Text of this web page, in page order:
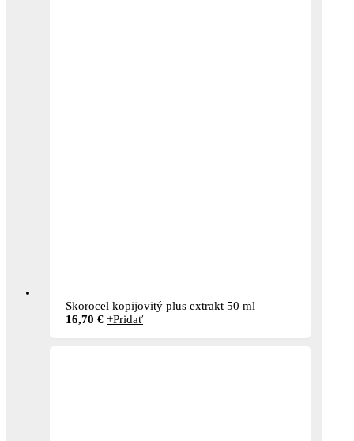
Skorocel kopijovitý plus extrakt 50 ml
16,70 € +Pridať